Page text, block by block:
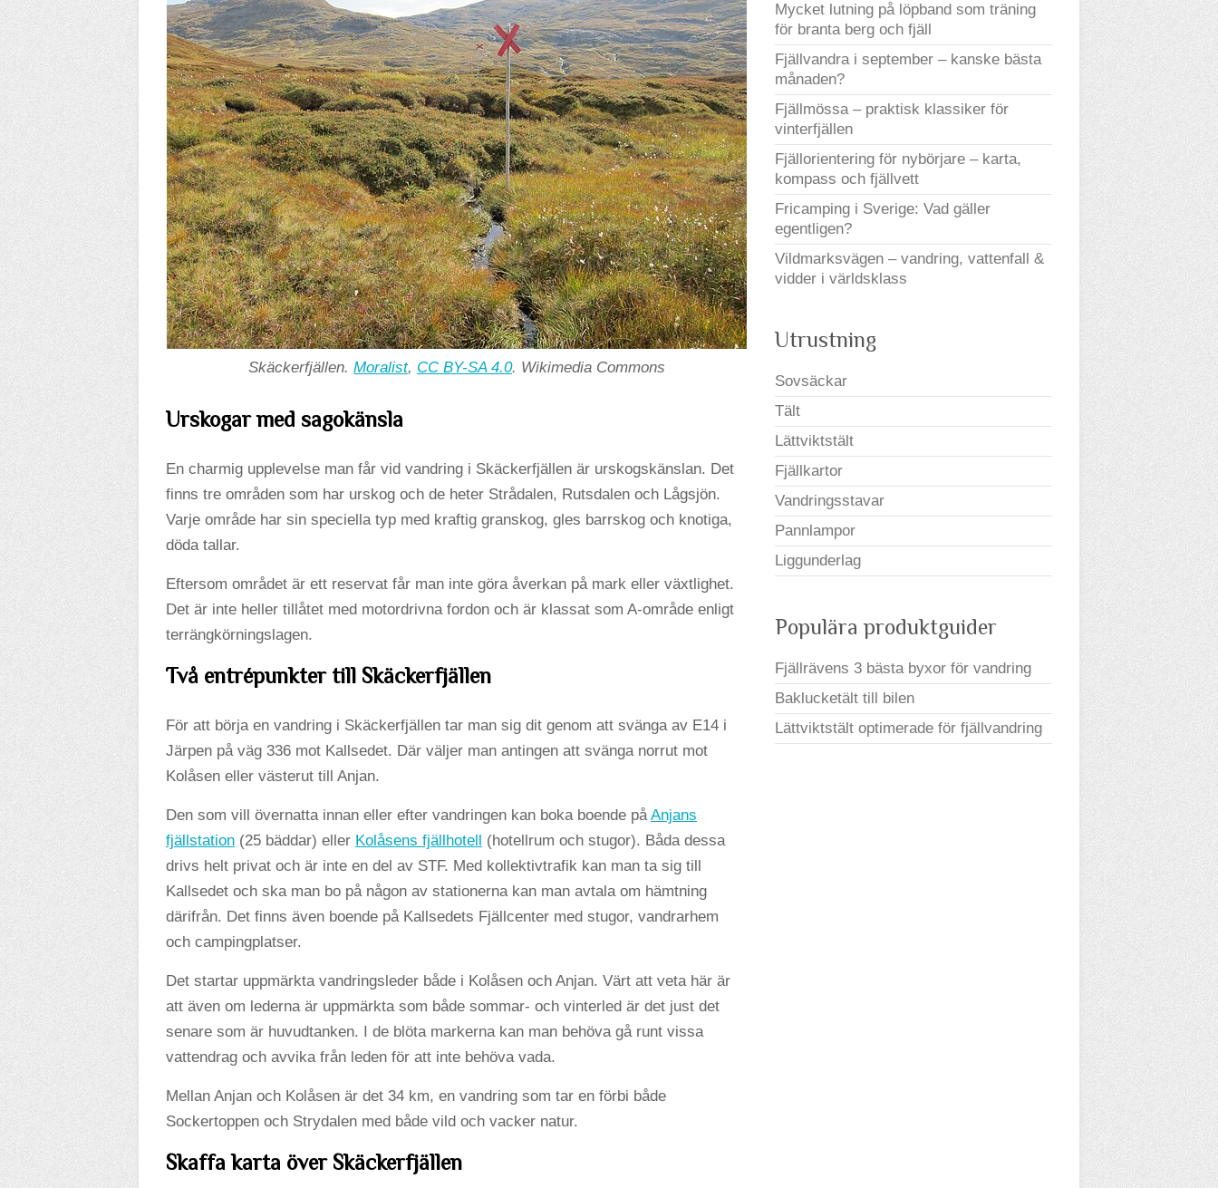
Skäckerfjällen. Moralist, CC BY-SA 4.0. Wikimedia Commons
Urskogar med sagokänsla
En charmig upplevelse man får vid vandring i Skäckerfjällen är urskogskänslan. Det
finns tre områden som har urskog och de heter Strådalen, Rutsdalen och Lågsjön.
Varje område har sin speciella typ med kraftig granskog, gles barrskog och knotiga,
döda tallar.
Eftersom området är ett reservat får man inte göra åverkan på mark eller växtlighet.
Det är inte heller tillåtet med motordrivna fordon och är klassat som A-område enligt
terrängkörningslagen.
Två entrépunkter till Skäckerfjällen
För att börja en vandring i Skäckerfjällen tar man sig dit genom att svänga av E14 i
Järpen på väg 336 mot Kallsedet. Där väljer man antingen att svänga norrut mot
Kolåsen eller västerut till Anjan.
Den som vill övernatta innan eller efter vandringen kan boka boende påAnjans
fjällstation (25 bäddar) eller Kolåsens fjällhotell (hotellrum och stugor). Båda dessa
drivs helt privat och är inte en del av STF. Med kollektivtrafik kan man ta sig till
Kallsedet och ska man bo på någon av stationerna kan man avtala om hämtning
därifrån. Det finns även boende på Kallsedets Fjällcenter med stugor, vandrarhem
och campingplatser.
Det startar uppmärkta vandringsleder både i Kolåsen och Anjan. Värt att veta här är
att även om lederna är uppmärkta som både sommar- och vinterled är det just det
senare som är huvudtanken. I de blöta markerna kan man behöva gå runt vissa
vattendrag och avvika från leden för att inte behöva vada.
Mellan Anjan och Kolåsen är det 34 km, en vandring som tar en förbi både
Sockertoppen och Strydalen med både vild och vacker natur.
Skaffa karta över Skäckerfjällen
Mycket lutning på löpband som träning
för branta berg och fjäll
Fjällvandra i september – kanske bästa
månaden?
Fjällmössa – praktisk klassiker för
vinterfjällen
Fjällorientering för nybörjare – karta,
kompass och fjällvett
Fricamping i Sverige: Vad gäller
egentligen?
Vildmarksvägen – vandring, vattenfall &
vidder i världsklass
Utrustning
Sovsäckar
Tält
Lättviktstält
Fjällkartor
Vandringsstavar
Pannlampor
Liggunderlag
Populära produktguider
Fjällrävens 3 bästa byxor för vandring
Baklucketält till bilen
Lättviktstält optimerade för fjällvandring